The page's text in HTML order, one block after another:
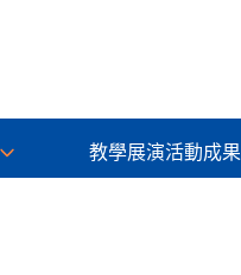
教學展演活動成果